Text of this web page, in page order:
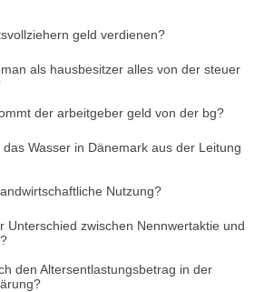
geld verdienen?
als hausbesitzer alles von der steuer
der arbeitgeber geld von der bg?
das Wasser in Dänemark aus der Leitung
Nutzung?
Unterschied zwischen Nennwertaktie und
den Altersentlastungsbetrag in der